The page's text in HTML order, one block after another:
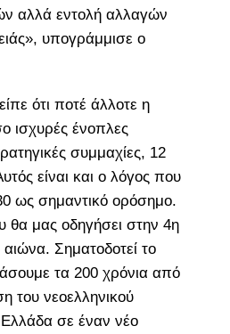
αλλά εντολή αλλαγών
υπογράμμισε ο
ότι ποτέ άλλοτε η
ισχυρές ένοπλες
συμμαχίες, 12
είναι και ο λόγος που
ως σημαντικό ορόσημο.
θα μας οδηγήσει στην 4η
αιώνα. Σηματοδοτεί το
τα 200 χρόνια από
του νεοελληνικού
σε έναν νέο